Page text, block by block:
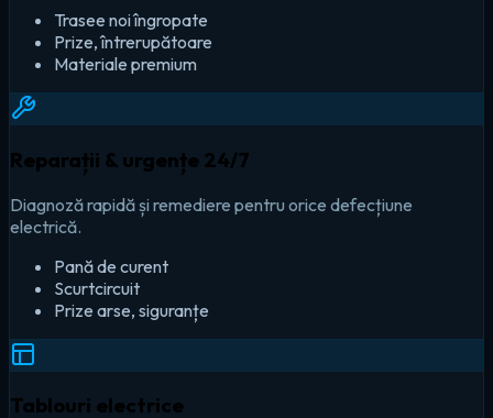
Trasee noi îngropate
Prize, întrerupătoare
Materiale premium
Reparații & urgențe 24/7
Diagnoză rapidă și remediere pentru orice defecțiune
electrică.
Pană de curent
Scurtcircuit
Prize arse, siguranțe
Tablouri electrice